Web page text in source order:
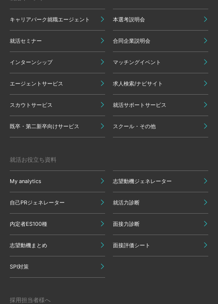
キャリアパーク就職エージェント 本選考説明会
就活セミナー 合同企業説明会
インターンシップ マッチングイベント
エージェントサービス 求人検索/ナビサイト
スカウトサービス 就活サポートサービス
既卒・第二新卒向けサービス スクール・その他
就活お役立ち資料
My analytics 志望動機ジェネレーター
自己PRジェネレーター 就活力診断
内定者ES100種 面接力診断
志望動機まとめ 面接評価シート
SPI対策
採用担当者様へ